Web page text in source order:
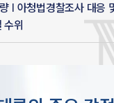
| 아청법경찰조사 대응
수위